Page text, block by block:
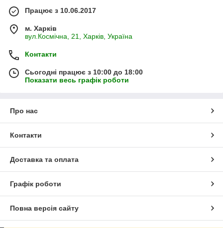
Працює з 10.06.2017
м. Харків
вул.Космічна, 21, Харків, Україна
Контакти
Сьогодні працює з 10:00 до 18:00
Показати весь графік роботи
Про нас
Контакти
Доставка та оплата
Графік роботи
Повна версія сайту